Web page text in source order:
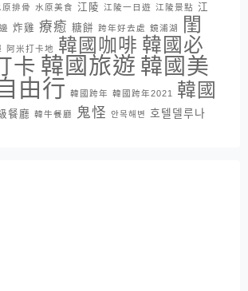
原排骨 水原美食 江陵 江陵一日遊 江陵景點 江
炸雞 療癒 糖餅 跨年好去處 鏡浦湖
閨
阿米打卡地 韓國咖啡 韓國必
卡 韓國旅遊 韓國美
由行 韓國跨年 韓國跨年2021
韓國
餐廳 韓牛餐廳 鬼怪 안목해변 호텔델루나